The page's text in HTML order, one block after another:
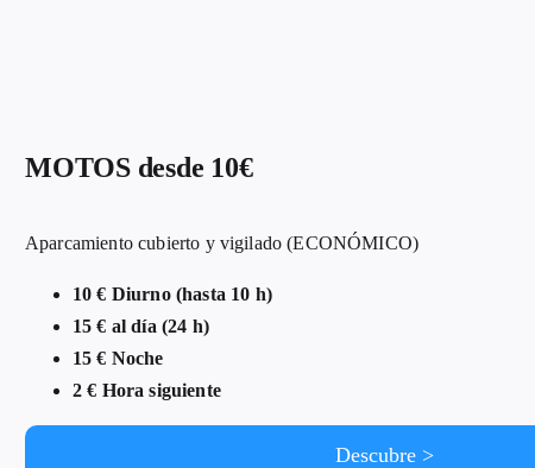
MOTOS desde 10€
Aparcamiento cubierto y vigilado (ECONÓMICO)
10 € Diurno (hasta 10 h)
15 € al día (24 h)
15 € Noche
2 € Hora siguiente
Descubre >